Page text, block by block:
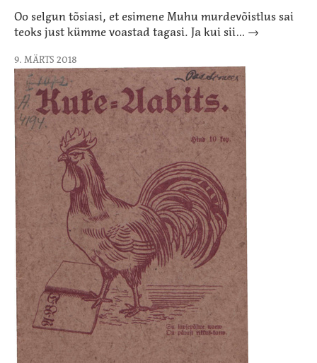
Oo selgun tõsiasi, et esimene Muhu murdevõistlus sai
teoks just kümme voastad tagasi. Ja kui sii… →
9. MÄRTS 2018